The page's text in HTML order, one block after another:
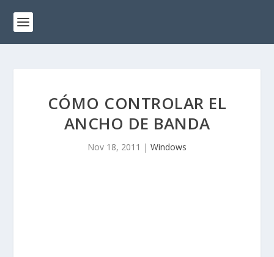
CÓMO CONTROLAR EL
ANCHO DE BANDA
Nov 18, 2011 | Windows